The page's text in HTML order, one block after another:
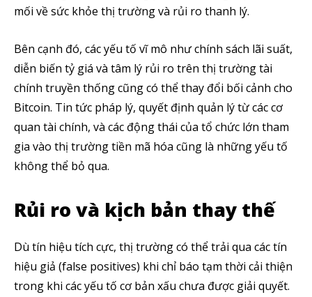
mối về sức khỏe thị trường và rủi ro thanh lý.
Bên cạnh đó, các yếu tố vĩ mô như chính sách lãi suất,
diễn biến tỷ giá và tâm lý rủi ro trên thị trường tài
chính truyền thống cũng có thể thay đổi bối cảnh cho
Bitcoin. Tin tức pháp lý, quyết định quản lý từ các cơ
quan tài chính, và các động thái của tổ chức lớn tham
gia vào thị trường tiền mã hóa cũng là những yếu tố
không thể bỏ qua.
Rủi ro và kịch bản thay thế
Dù tín hiệu tích cực, thị trường có thể trải qua các tín
hiệu giả (false positives) khi chỉ báo tạm thời cải thiện
trong khi các yếu tố cơ bản xấu chưa được giải quyết.